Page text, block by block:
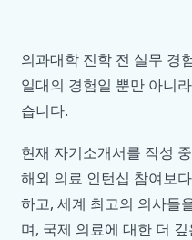
의과대학 진학 전 실무 경
일대의 경험일 뿐만 아니
습니다.
현재 자기소개서를 작성
해외 의료 인턴십 참여보
하고, 세계 최고의 의사들
며, 국제 의료에 대한 더